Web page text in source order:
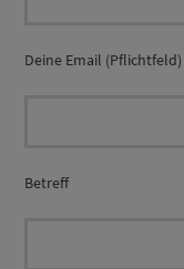
Deine Email (Pflichtfeld)
Betreff